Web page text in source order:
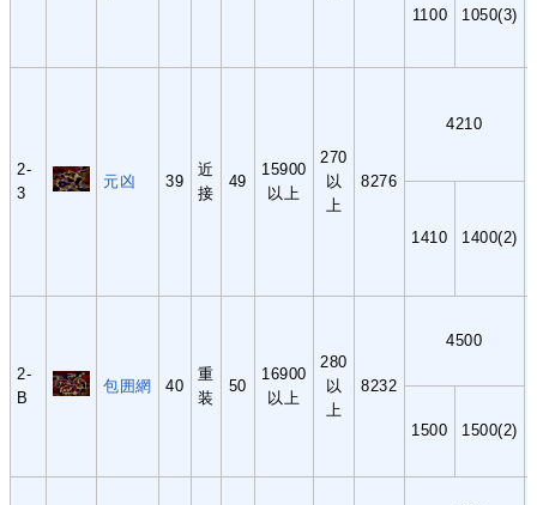
1100 1050(3)
2-
3
元凶 39
近
接
49
15900
以上
270
以
上
8276
4210
1410 1400(2)
2-
B
包囲網 40
重
装
50
16900
以上
280
以
上
8232
4500
1500 1500(2)